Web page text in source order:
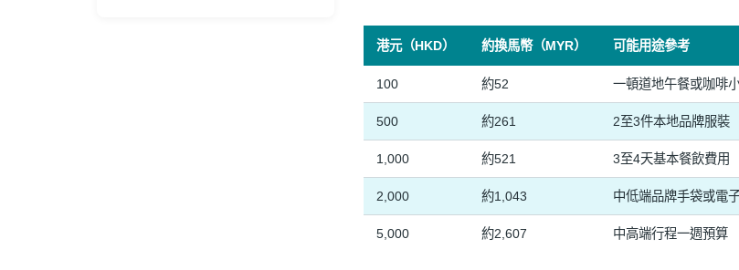
港元（HKD） 約換馬幣（MYR） 可能用途參考
100 約52 一頓道地午餐或咖啡
500 約261 2至3件本地品牌服裝
1,000 約521 3至4天基本餐飲費用
2,000 約1,043 中低端品牌手袋或電
5,000 約2,607 中高端行程一週預算